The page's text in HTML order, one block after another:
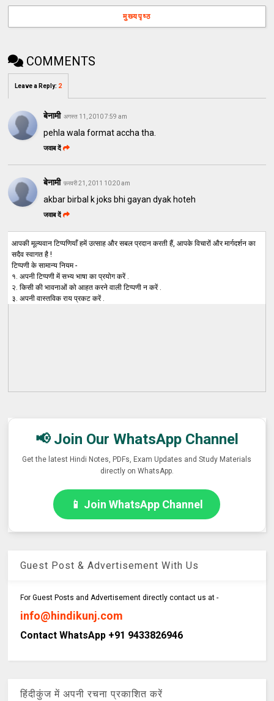
मुख्यपृष्ठ
COMMENTS
Leave a Reply: 2
बेनामी अगस्त 11, 2010 7:59 am
pehla wala format accha tha.
जवाब दें
बेनामी फ़रवरी 21, 2011 10:20 am
akbar birbal k joks bhi gayan dyak hoteh
जवाब दें
आपकी मूल्यवान टिप्पणियाँ हमें उत्साह और सबल प्रदान करती हैं, आपके विचारों और मार्गदर्शन का
सदैव स्वागत है !
टिप्पणी के सामान्य नियम -
१. अपनी टिप्पणी में सभ्य भाषा का प्रयोग करें .
२. किसी की भावनाओं को आहत करने वाली टिप्पणी न करें .
३. अपनी वास्तविक राय प्रकट करें .
📢 Join Our WhatsApp Channel
Get the latest Hindi Notes, PDFs, Exam Updates and Study Materials
directly on WhatsApp.
📱 Join WhatsApp Channel
Guest Post & Advertisement With Us
For Guest Posts and Advertisement directly contact us at -
info@hindikunj.com
Contact WhatsApp +91 9433826946
हिंदीकुंज में अपनी रचना प्रकाशित करें